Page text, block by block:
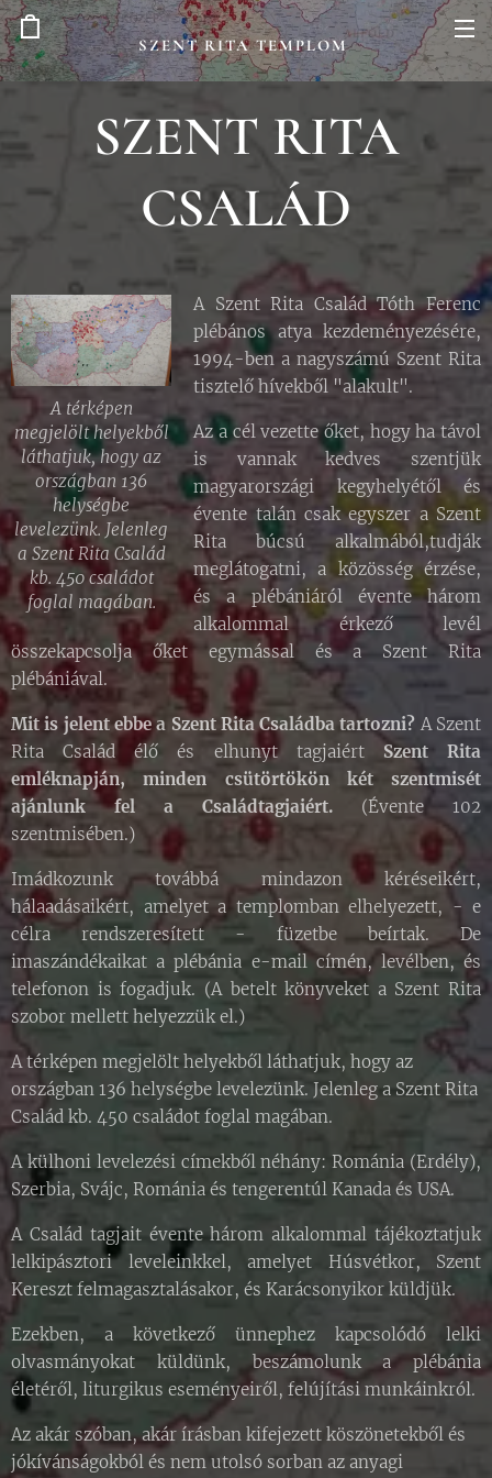
SZENT RITA TEMPLOM
SZENT RITA
CSALÁD
A térképen
megjelölt helyekből
láthatjuk, hogy az
országban 136
helységbe
levelezünk. Jelenleg
a Szent Rita Család
kb. 450 családot
foglal magában.
A Szent Rita Család Tóth Ferenc
plébános atya kezdeményezésére,
1994-ben a nagyszámú Szent Rita
tisztelő hívekből "alakult".
Az a cél vezette őket, hogy ha távol
is vannak kedves szentjük
magyarországi kegyhelyétől és
évente talán csak egyszer a Szent
Rita búcsú alkalmából,tudják
meglátogatni, a közösség érzése,
és a plébániáról évente három
alkalommal érkező levél
összekapcsolja őket egymással és a Szent Rita
plébániával.
Mit is jelent ebbe a Szent Rita Családba tartozni? A Szent
Rita Család élő és elhunyt tagjaiért Szent Rita
emléknapján, minden csütörtökön két szentmisét
ajánlunk fel a Családtagjaiért. (Évente 102
szentmisében.)
Imádkozunk továbbá mindazon kéréseikért,
hálaadásaikért, amelyet a templomban elhelyezett, - e
célra rendszeresített - füzetbe beírtak. De
imaszándékaikat a plébánia e-mail címén, levélben, és
telefonon is fogadjuk. (A betelt könyveket a Szent Rita
szobor mellett helyezzük el.)
A térképen megjelölt helyekből láthatjuk, hogy az
országban 136 helységbe levelezünk. Jelenleg a Szent Rita
Család kb. 450 családot foglal magában.
A külhoni levelezési címekből néhány: Románia (Erdély),
Szerbia, Svájc, Románia és tengerentúl Kanada és USA.
A Család tagjait évente három alkalommal tájékoztatjuk
lelkipásztori leveleinkkel, amelyet Húsvétkor, Szent
Kereszt felmagasztalásakor, és Karácsonyikor küldjük.
Ezekben, a következő ünnephez kapcsolódó lelki
olvasmányokat küldünk, beszámolunk a plébánia
életéről, liturgikus eseményeiről, felújítási munkáinkról.
Az akár szóban, akár írásban kifejezett köszönetekből és
jókívánságokból és nem utolsó sorban az anyagi